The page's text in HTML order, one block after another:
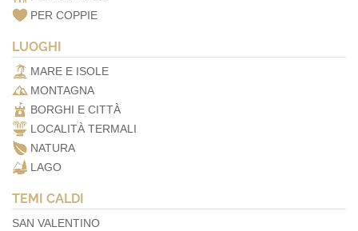
PER COPPIE
LUOGHI
MARE E ISOLE
MONTAGNA
BORGHI E CITTÀ
LOCALITÀ TERMALI
NATURA
LAGO
TEMI CALDI
SAN VALENTINO